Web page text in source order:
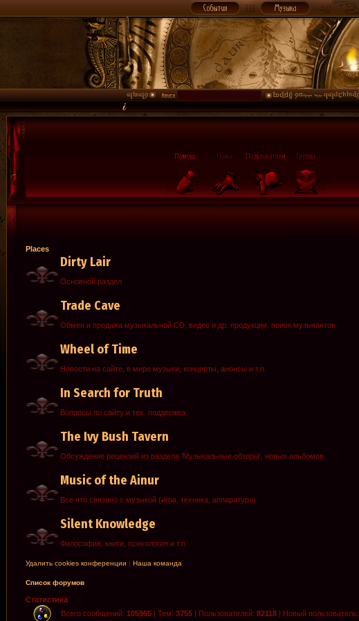
Places
Dirty Lair
Основной раздел
Trade Cave
Обмен и продажа музыкальной CD, видео и др. продукции, поиск музыкантов
Wheel of Time
Новости на сайте, в мире музыки, концерты, анонсы и т.п.
In Search for Truth
Вопросы по сайту и тех. поддержка
The Ivy Bush Tavern
Обсуждение рецензий из раздела 'Музыкальные обзоры', новых альбомов
Music of the Ainur
Все что связано с музыкой (игра, техника, аппаратура)
Silent Knowledge
Философия, книги, психология и т.п.
Удалить cookies конференции | Наша команда
Список форумов
Статистика
Всего сообщений: 105965 | Тем: 3755 | Пользователей: 82118 | Новый пользователь: